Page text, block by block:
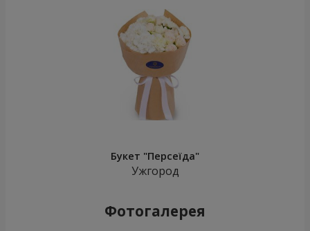
Букет "Персеїда"
Ужгород
Фотогалерея